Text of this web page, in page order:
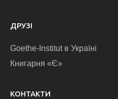
ДРУЗІ
Goethe-Institut в Україні
Книгарня «Є»
КОНТАКТИ